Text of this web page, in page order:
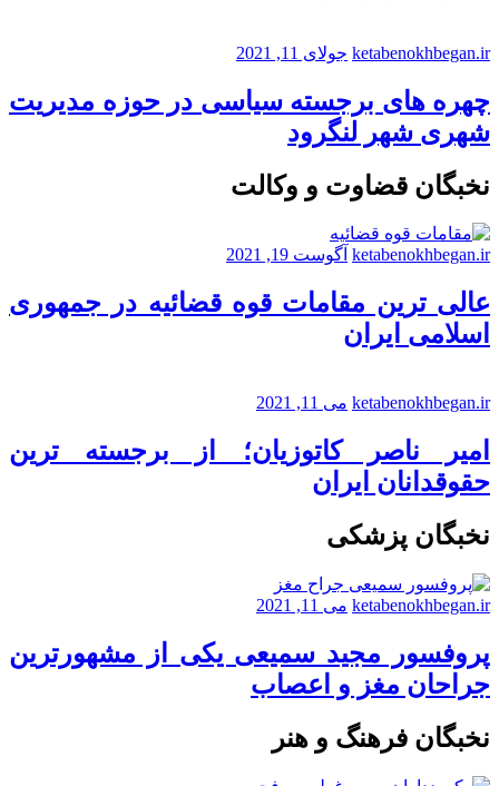
ketabenokhbegan.ir جولای 11, 2021
چهره های برجسته سیاسی در حوزه مدیریت
شهری شهر لنگرود
نخبگان قضاوت و وکالت
ketabenokhbegan.ir آگوست 19, 2021
عالی ترین مقامات قوه قضائیه در جمهوری
اسلامی ایران
ketabenokhbegan.ir می 11, 2021
امیر ناصر کاتوزیان؛ از برجسته ترین
حقوقدانان ایران
نخبگان پزشکی
ketabenokhbegan.ir می 11, 2021
پروفسور مجید سمیعی یکی از مشهورترین
جراحان مغز و اعصاب
نخبگان فرهنگ و هنر